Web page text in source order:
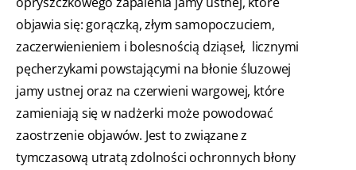
objawia się: gorączką, złym samopoczuciem,
zaczerwienieniem i bolesnością dziąseł, licznymi
pęcherzykami powstającymi na błonie śluzowej
jamy ustnej oraz na czerwieni wargowej, które
zamieniają się w nadżerki może powodować
zaostrzenie objawów. Jest to związane z
tymczasową utratą zdolności ochronnych błony